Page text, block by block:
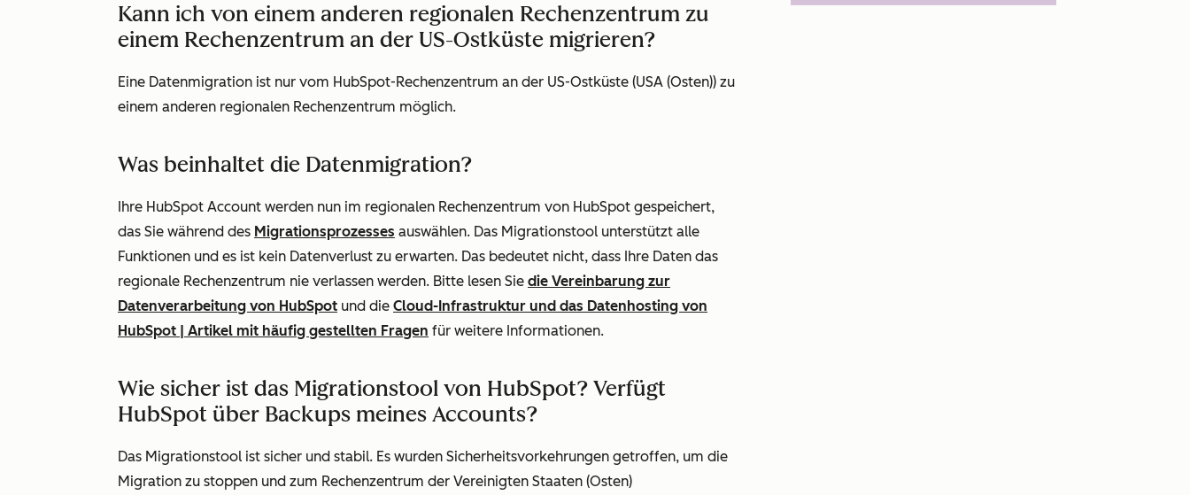
Kann ich von einem anderen regionalen Rechenzentrum zu
einem Rechenzentrum an der US-Ostküste migrieren?
Eine Datenmigration ist nur vom HubSpot-Rechenzentrum an der US-Ostküste (USA (Osten)) zu
einem anderen regionalen Rechenzentrum möglich.
Was beinhaltet die Datenmigration?
Ihre HubSpot Account werden nun im regionalen Rechenzentrum von HubSpot gespeichert,
das Sie während des Migrationsprozesses auswählen. Das Migrationstool unterstützt alle
Funktionen und es ist kein Datenverlust zu erwarten. Das bedeutet nicht, dass Ihre Daten das
regionale Rechenzentrum nie verlassen werden. Bitte lesen Sie die Vereinbarung zur
Datenverarbeitung von HubSpot und die Cloud-Infrastruktur und das Datenhosting von
HubSpot | Artikel mit häufig gestellten Fragen für weitere Informationen.
Wie sicher ist das Migrationstool von HubSpot? Verfügt
HubSpot über Backups meines Accounts?
Das Migrationstool ist sicher und stabil. Es wurden Sicherheitsvorkehrungen getroffen, um die
Migration zu stoppen und zum Rechenzentrum der Vereinigten Staaten (Osten)